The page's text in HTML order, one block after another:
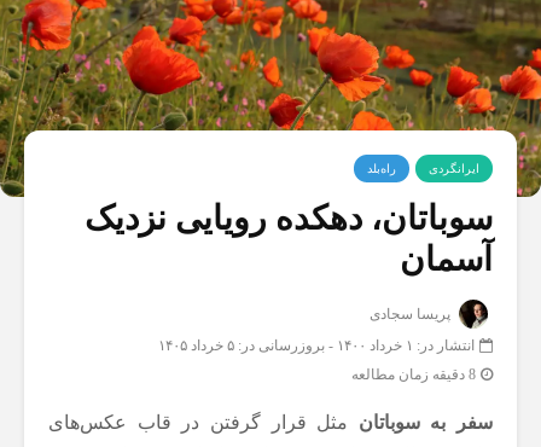
ایرانگردی راه‌بلد
سوباتان، دهکده رویایی نزدیک
آسمان
پریسا سجادی
انتشار در: ۱ خرداد ۱۴۰۰
- بروزرسانی در: ۵ خرداد ۱۴۰۵
8 دقیقه زمان مطالعه
سفر به سوباتان مثل قرار گرفتن در قاب عکس‌های